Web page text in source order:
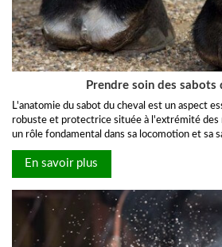
Prendre soin des sabots
L'anatomie du sabot du cheval est un aspect
robuste et protectrice située à l'extrémité des
un rôle fondamental dans sa locomotion et sa
En savoir plus